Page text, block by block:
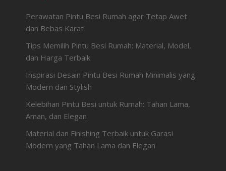
Perawatan Pintu Besi Rumah agar Tetap Awet
dan Bebas Karat
Tips Memilih Pintu Besi Rumah: Material, Model,
dan Harga Terbaik
Inspirasi Desain Pintu Besi Rumah Minimalis yang
Modern dan Stylish
Kelebihan Pintu Besi untuk Rumah: Tahan Lama,
Aman, dan Elegan
Material dan Finishing Terbaik untuk Garasi
Modern yang Tahan Lama dan Elegan